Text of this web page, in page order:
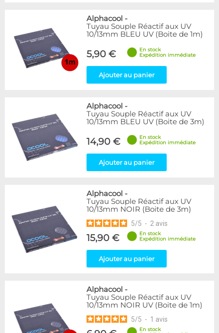
Alphacool -
Tuyau Souple Réactif aux UV
10/13mm BLEU UV (Boite de 1m)
5,90 €
En stock
Expédition immédiate
Ajouter au panier
Alphacool -
Tuyau Souple Réactif aux UV
10/13mm BLEU UV (Boite de 3m)
14,90 €
En stock
Expédition immédiate
Ajouter au panier
Alphacool -
Tuyau Souple Réactif aux UV
10/13mm NOIR (Boite de 3m)
5/5 - 2 avis
15,90 €
En stock
Expédition immédiate
Ajouter au panier
Alphacool -
Tuyau Souple Réactif aux UV
10/13mm NOIR UV (Boite de 1m)
5/5 - 1 avis
En stock